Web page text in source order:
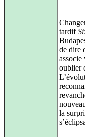
tardif
de dire
oublier
la